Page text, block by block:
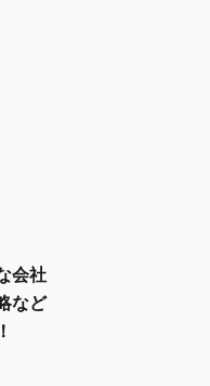
会社
など